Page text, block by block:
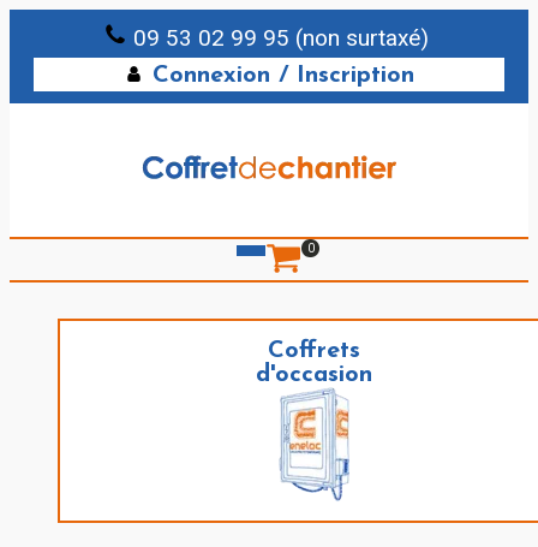
09 53 02 99 95 (non surtaxé)
Connexion / Inscription
0
Coffrets
d'occasion